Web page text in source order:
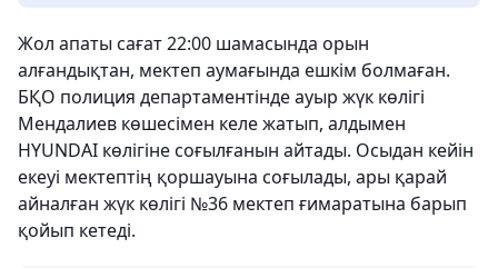
Жол апаты сағат 22:00 шамасында орын
алғандықтан, мектеп аумағында ешкім болмаған.
БҚО полиция департаментінде ауыр жүк көлігі
Мендалиев көшесімен келе жатып, алдымен
HYUNDAI көлігіне соғылғанын айтады. Осыдан кейін
екеуі мектептің қоршауына соғылады, ары қарай
айналған жүк көлігі №36 мектеп ғимаратына барып
қойып кетеді.